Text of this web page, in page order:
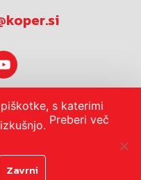
s katerimi
Preberi več
Zavrni